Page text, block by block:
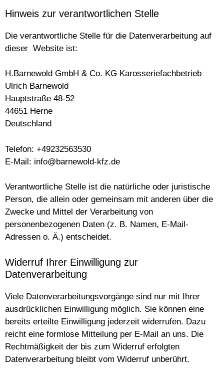
Hinweis zur verantwortlichen Stelle
Die verantwortliche Stelle für die Datenverarbeitung auf
dieser Website ist:
H.Barnewold GmbH & Co. KG Karosseriefachbetrieb
Ulrich Barnewold
Hauptstraße 48-52
44651 Herne
Deutschland
Telefon: +49232563530
E-Mail: info@barnewold-kfz.de
Verantwortliche Stelle ist die natürliche oder juristische
Person, die allein oder gemeinsam mit anderen über die
Zwecke und Mittel der Verarbeitung von
personenbezogenen Daten (z. B. Namen, E-Mail-
Adressen o. Ä.) entscheidet.
Widerruf Ihrer Einwilligung zur
Datenverarbeitung
Viele Datenverarbeitungsvorgänge sind nur mit Ihrer
ausdrücklichen Einwilligung möglich. Sie können eine
bereits erteilte Einwilligung jederzeit widerrufen. Dazu
reicht eine formlose Mitteilung per E-Mail an uns. Die
Rechtmäßigkeit der bis zum Widerruf erfolgten
Datenverarbeitung bleibt vom Widerruf unberührt.